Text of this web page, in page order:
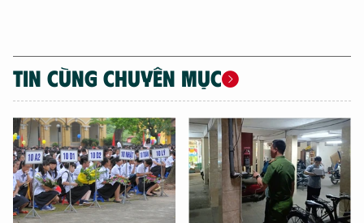
TIN CÙNG CHUYÊN MỤC
TÔI LÀ CHATBOT CỦA
Hãy hỏi tôi bất kỳ điều gì bạn cần biết về
An Ninh Thủ Đô nhé. Tôi sẵn sàng hỗ trợ!